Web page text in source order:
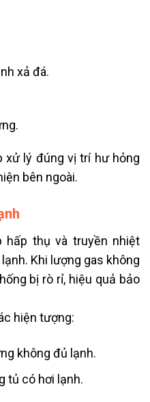
xả đá.
xử lý đúng vị trí hư hỏng
bên ngoài.
hấp thụ và truyền nhiệt
Khi lượng gas không
bị rò rỉ, hiệu quả bảo
hiện tượng:
không đủ lạnh.
tủ có hơi lạnh.